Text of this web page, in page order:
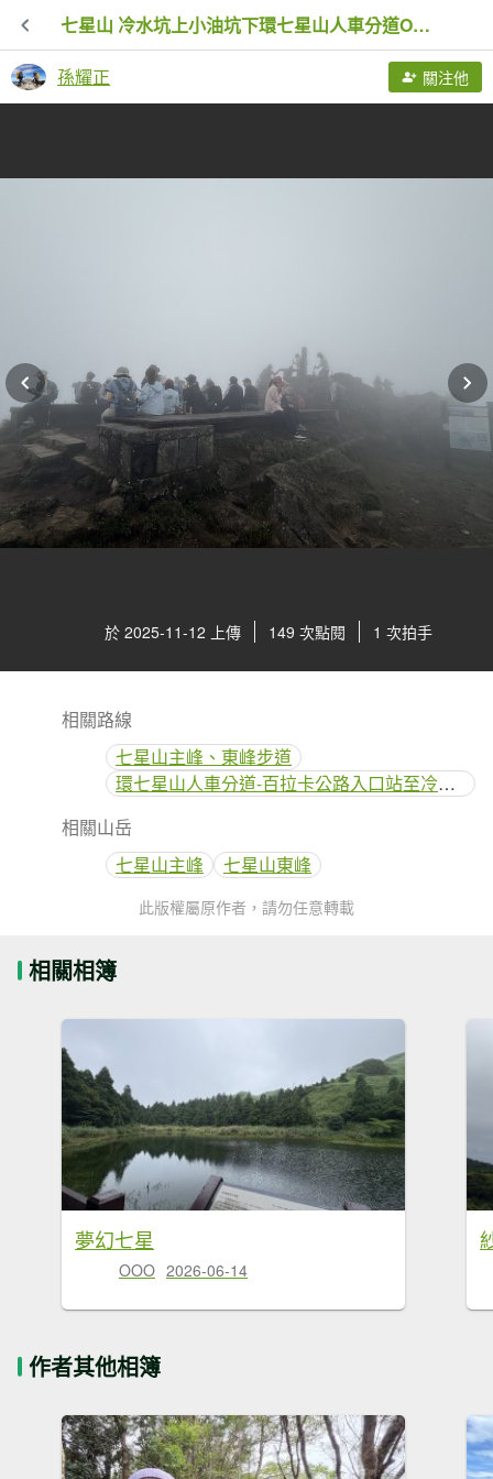
七星山 冷水坑上小油坑下環七星山人車分道O繞 20251108
孫耀正 關注他
於 2025-11-12 上傳 149 次點閱 1 次拍手
相關路線
七星山主峰、東峰步道
環七星山人車分道-百拉卡公路入口站至冷水坑段
相關山岳
七星山主峰
七星山東峰
此版權屬原作者，請勿任意轉載
相關相簿
夢幻七星
OOO 2026-06-14
作者其他相簿